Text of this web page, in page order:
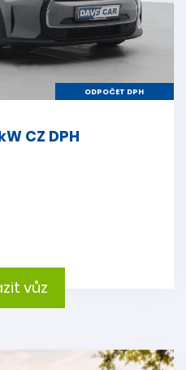
ODPOČET DPH
CZ DPH
vůz